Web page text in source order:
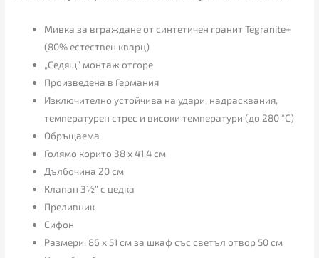
Мивка за вграждане от синтетичен гранит Tegranite+
(80% естествен кварц)
„Седящ“ монтаж отгоре
Произведена в Германия
Изключително устойчива на удари, надрасквания,
температурен стрес и високи температури (до 280 °С)
Обръщаема
Голямо корито 38 х 41,4 см
Дълбочина 20 см
Клапан 3½” с цедка
Преливник
Сифон
Размери: 86 х 51 см за шкаф със светъл отвор 50 см